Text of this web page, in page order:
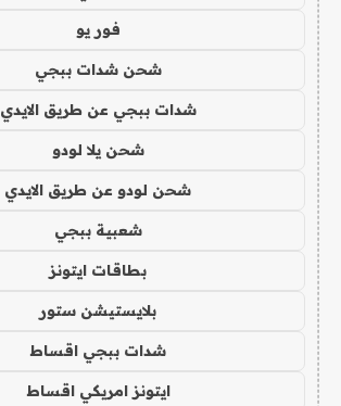
فور يو
شحن شدات ببجي
شدات ببجي عن طريق الايدي
شحن يلا لودو
شحن لودو عن طريق الايدي
شعبية ببجي
بطاقات ايتونز
بلايستيشن ستور
شدات ببجي اقساط
ايتونز امريكي اقساط